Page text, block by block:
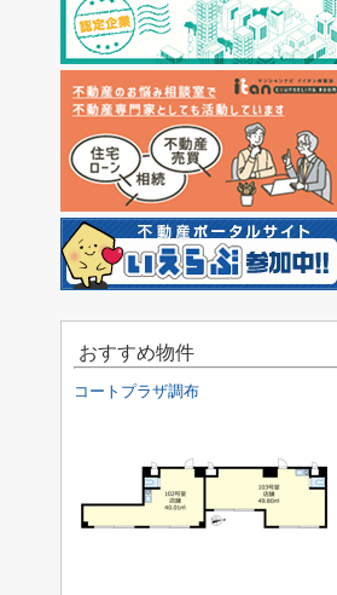
おすすめ物件
コートプラザ調布